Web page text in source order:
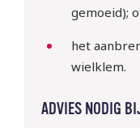
gemoeid);
het
wielklem.
ADVIES NODIG